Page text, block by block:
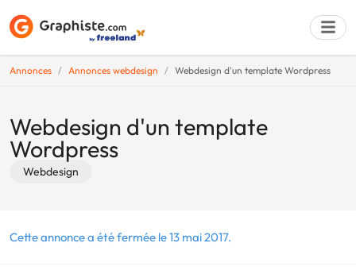
Annonces Annonces webdesign Webdesign d'un template Wordpress
Webdesign d'un template
Wordpress
Webdesign
Cette annonce a été fermée le 13 mai 2017.